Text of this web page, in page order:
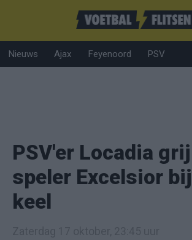
Nieuws Ajax Feyenoord PSV
PSV'er Locadia
speler Excelsior
keel